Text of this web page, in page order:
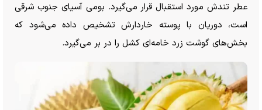
عطر تندش مورد استقبال قرار می‌گیرد. بومی آسیای جنوب شرقی
است، دوریان با پوسته خاردارش تشخیص داده می‌شود که
بخش‌های گوشت زرد خامه‌ای کشل را در بر می‌گیرد.